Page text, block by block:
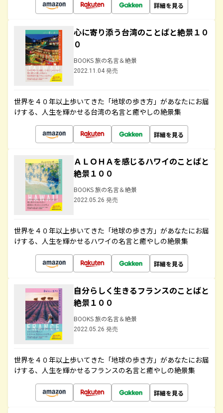
詳細を見る
心に寄り添う台湾のことばと絶景１０
０
BOOKS 旅の名言＆絶景
2022.11.04 発売
世界を４０年以上歩いてきた「地球の歩き方」があなたにお届
けする、人生を輝かせる台湾の名言と癒やしの絶景集
詳細を見る
ＡＬＯＨＡを感じるハワイのことばと
絶景１００
BOOKS 旅の名言＆絶景
2022.05.26 発売
世界を４０年以上歩いてきた「地球の歩き方」があなたにお届
けする、人生を輝かせるハワイの名言と癒やしの絶景集
詳細を見る
自分らしく生きるフランスのことばと
絶景１００
BOOKS 旅の名言＆絶景
2022.05.26 発売
世界を４０年以上歩いてきた「地球の歩き方」があなたにお届
けする、人生を輝かせるフランスの名言と癒やしの絶景集
詳細を見る